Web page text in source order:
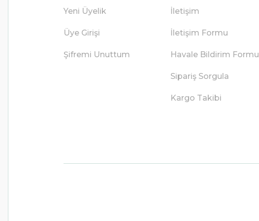
Yeni Üyelik
Üye Girişi
Şifremi Unuttum
İletişim
İletişim Formu
Havale Bildirim Formu
Sipariş Sorgula
Kargo Takibi